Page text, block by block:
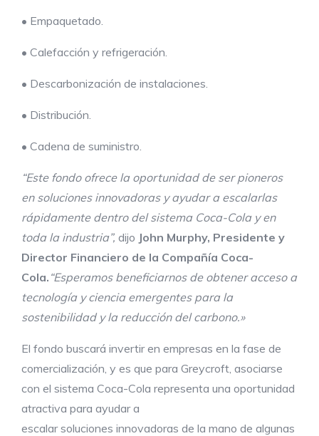
• Empaquetado.
• Calefacción y refrigeración.
• Descarbonización de instalaciones.
• Distribución.
• Cadena de suministro.
“Este fondo ofrece la oportunidad de ser pioneros
en soluciones innovadoras y ayudar a escalarlas
rápidamente dentro del sistema Coca-Cola y en
toda la industria”, dijo John Murphy, Presidente y
Director Financiero de la Compañía Coca-
Cola. “Esperamos beneficiarnos de obtener acceso a
tecnología y ciencia emergentes para la
sostenibilidad y la reducción del carbono.»
El fondo buscará invertir en empresas en la fase de
comercialización, y es que para Greycroft, asociarse
con el sistema Coca-Cola representa una oportunidad
atractiva para ayudar a
escalar soluciones innovadoras de la mano de algunas